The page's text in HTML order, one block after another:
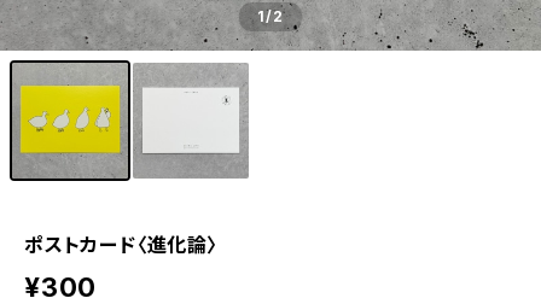
1/2
ポストカード〈進化論〉
¥300